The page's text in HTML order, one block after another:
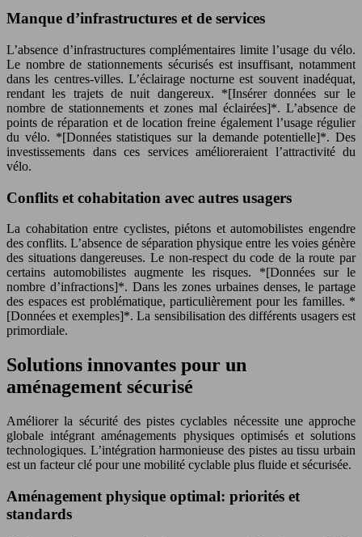
Manque d’infrastructures et de services
L’absence d’infrastructures complémentaires limite l’usage du vélo.
Le nombre de stationnements sécurisés est insuffisant, notamment
dans les centres-villes. L’éclairage nocturne est souvent inadéquat,
rendant les trajets de nuit dangereux. *[Insérer données sur le
nombre de stationnements et zones mal éclairées]*. L’absence de
points de réparation et de location freine également l’usage régulier
du vélo. *[Données statistiques sur la demande potentielle]*. Des
investissements dans ces services amélioreraient l’attractivité du
vélo.
Conflits et cohabitation avec autres usagers
La cohabitation entre cyclistes, piétons et automobilistes engendre
des conflits. L’absence de séparation physique entre les voies génère
des situations dangereuses. Le non-respect du code de la route par
certains automobilistes augmente les risques. *[Données sur le
nombre d’infractions]*. Dans les zones urbaines denses, le partage
des espaces est problématique, particulièrement pour les familles. *
[Données et exemples]*. La sensibilisation des différents usagers est
primordiale.
Solutions innovantes pour un
aménagement sécurisé
Améliorer la sécurité des pistes cyclables nécessite une approche
globale intégrant aménagements physiques optimisés et solutions
technologiques. L’intégration harmonieuse des pistes au tissu urbain
est un facteur clé pour une mobilité cyclable plus fluide et sécurisée.
Aménagement physique optimal: priorités et
standards